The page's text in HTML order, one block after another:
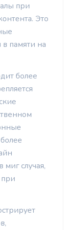
при
Это
памяти на
более
миг случая,